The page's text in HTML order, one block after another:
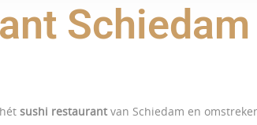
Schiedam
sushi restaurant van Schiedam en